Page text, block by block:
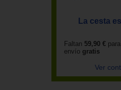
La cesta
Faltan 59,90 €
envío gratis
Ver